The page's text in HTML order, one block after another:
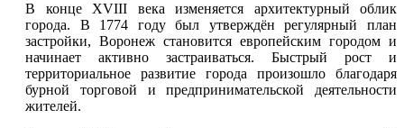
В конце XVIII века изменяется архитектурный облик
города. В 1774 году был утверждён регулярный план
застройки, Воронеж становится европейским городом и
начинает активно застраиваться. Быстрый рост и
территориальное развитие города произошло благодаря
бурной торговой и предпринимательской деятельности
жителей.